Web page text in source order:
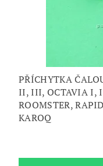
PŘÍCHYTKA
II, III, OCTAVIA I,
ROOMSTER,
KAROQ